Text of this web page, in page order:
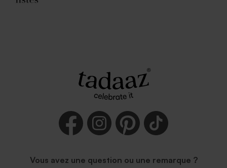
Vous avez une question ou une remarque ?